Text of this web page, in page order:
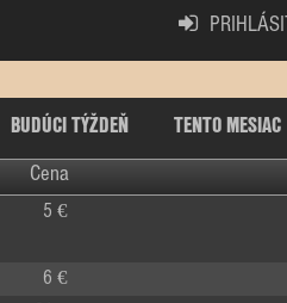
PRIHLÁSIŤ
BUDÚCI TÝŽDEŇ
TENTO MESIAC
Cena
5 €
6 €